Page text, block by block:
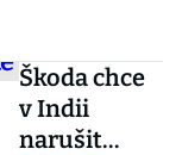
Škoda chce
v Indii
narušit